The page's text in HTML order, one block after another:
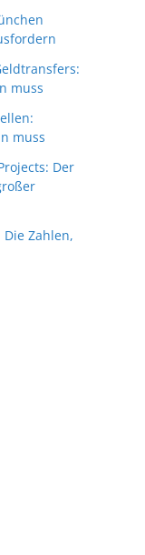
muss
muss
Der
Zahlen,